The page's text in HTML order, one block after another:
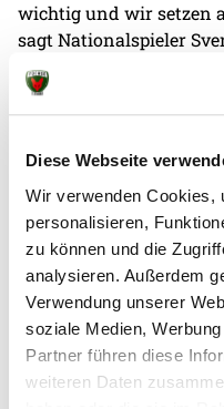
Diese Webseite
Wir verwenden Cookies,
personalisieren,
zu können und die
analysieren. Außerdem
Verwendung unserer
soziale Medien,
Partner führen diese
weiteren Daten
wichtig und wir setzen
sagt Nationalspieler
Tickets für die Partie
Max-Schmeling-Halle
Fuchsbau ist um 20:15
Weitere News